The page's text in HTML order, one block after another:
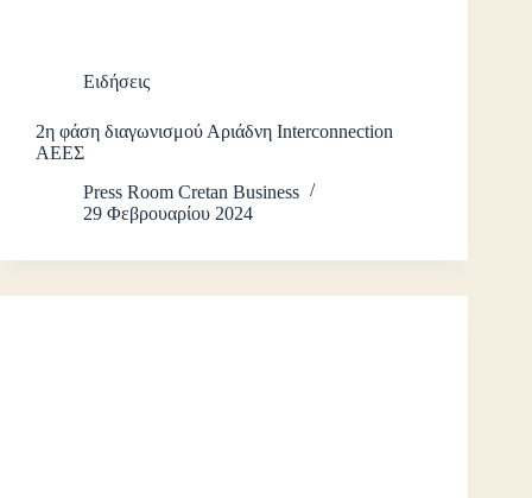
Ειδήσεις
2η φάση διαγωνισμού Αριάδνη Interconnection
ΑΕΕΣ
Press Room Cretan Business
29 Φεβρουαρίου 2024